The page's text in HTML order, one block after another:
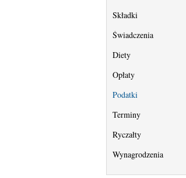
Składki
Świadczenia
Diety
Opłaty
Podatki
Terminy
Ryczałty
Wynagrodzenia